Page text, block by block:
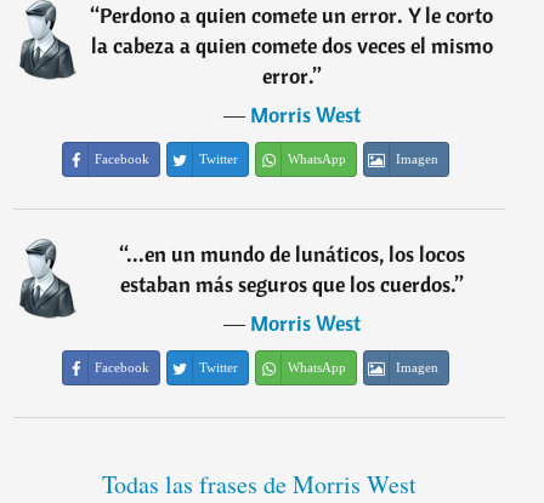
“Perdono a quien comete un error. Y le corto
la cabeza a quien comete dos veces el mismo
error.”
―Morris West
Facebook Twitter WhatsApp Imagen
“...en un mundo de lunáticos, los locos
estaban más seguros que los cuerdos.”
―Morris West
Facebook Twitter WhatsApp Imagen
Todas las frases de Morris West